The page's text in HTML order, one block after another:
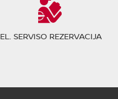
EL. SERVISO REZERVACIJA